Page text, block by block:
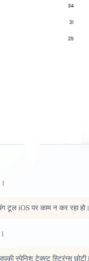
टूल iOS पर काम न कर रहा हो।
टेक्स्ट स्ट्रिंग्स छोटी